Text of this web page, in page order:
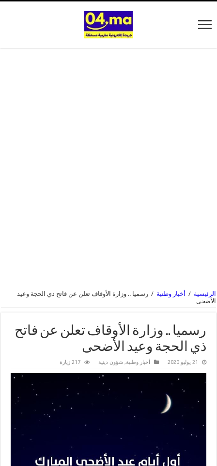
الرئيسية / أخبار وطنية / رسميا .. وزارة الأوقاف تعلن عن فاتح ذي الحجة وعيد
الأضحى
رسميا .. وزارة الأوقاف تعلن عن فاتح
ذي الحجة وعيد الأضحى
21 يوليو 2020 أخبار وطنية,شؤون دينية 217 زيارة